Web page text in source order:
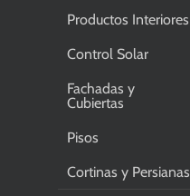
Productos Interiores
Control Solar
Fachadas y
Cubiertas
Pisos
Cortinas y Persianas